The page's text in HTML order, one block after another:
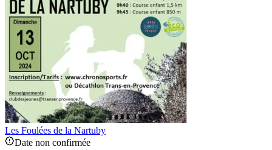
Les Foulées de la Nartuby
Date non confirmée